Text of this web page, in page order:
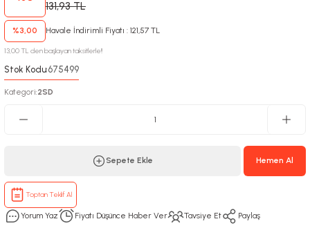
131,93 TL
%3,00 Havale İndirimli Fiyatı : 121,57 TL
13,00 TL den başlayan taksitlerle!!
Stok Kodu:675499
Kategori:2SD
Sepete Ekle Hemen Al
Toptan Teklif Al
Yorum Yaz Fiyatı Düşünce Haber Ver Tavsiye Et Paylaş